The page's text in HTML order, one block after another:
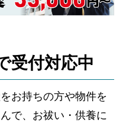
受付対応中
お持ちの方や物件を
で、お祓い・供養に